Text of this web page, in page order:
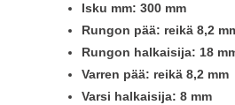
Isku mm: 300 mm
Rungon pää: reikä 8,2
Rungon halkaisija: 18
Varren pää: reikä 8,2 mm
Varsi halkaisija: 8 mm